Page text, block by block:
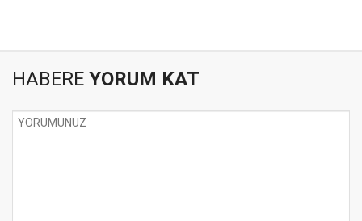
HABERE YORUM KAT